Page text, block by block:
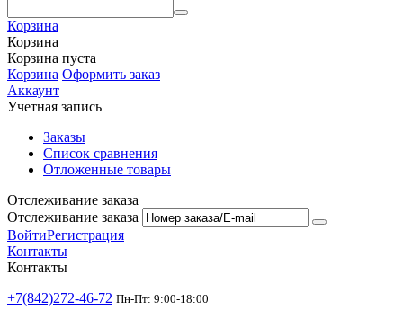
Корзина
Корзина
Корзина пуста
Корзина Оформить заказ
Аккаунт
Учетная запись
Заказы
Список сравнения
Отложенные товары
Отслеживание заказа
Отслеживание заказа
ВойтиРегистрация
Контакты
Контакты
+7(842)272-46-72 Пн-Пт: 9:00-18:00